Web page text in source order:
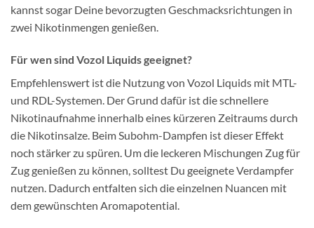
kannst sogar Deine bevorzugten Geschmacksrichtungen in
zwei Nikotinmengen genießen.
Für wen sind Vozol Liquids geeignet?
Empfehlenswert ist die Nutzung von Vozol Liquids mit MTL-
und RDL-Systemen. Der Grund dafür ist die schnellere
Nikotinaufnahme innerhalb eines kürzeren Zeitraums durch
die Nikotinsalze. Beim Subohm-Dampfen ist dieser Effekt
noch stärker zu spüren. Um die leckeren Mischungen Zug für
Zug genießen zu können, solltest Du geeignete Verdampfer
nutzen. Dadurch entfalten sich die einzelnen Nuancen mit
dem gewünschten Aromapotential.